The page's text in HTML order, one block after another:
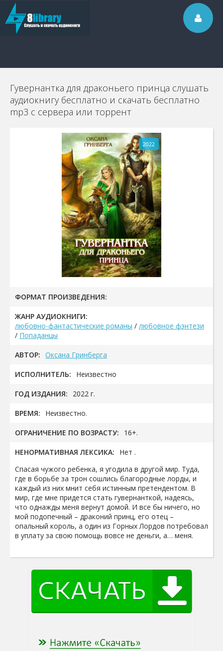
Гувернантка для драконьего принца слушать
аудиокнигу бесплатно и скачать бесплатно
mp3 с сервера или торрент
2022
ФОРМАТ ПРОИЗВЕДЕНИЯ:
ЖАНР АУДИОКНИГИ:
любовно-фантастические романы / любовное фэнтези
/ Попаданцы
АВТОР: Оксана Гринберга
ИСПОЛНИТЕЛЬ: Неизвестно
ГОД ИЗДАНИЯ: 2022 г.
ВРЕМЯ: Неизвестно.
ОГРАНИЧЕНИЕ ПО ВОЗРАСТУ: 16+.
НЕНОРМАТИВНАЯ ЛЕКСИКА:
Нет .
Спасая чужого ребенка, я угодила в другой мир. Туда,
где в борьбе за трон сошлись благородные лорды, и
каждый из них мнит себя истинным претендентом. В
мир, где мне придется стать гувернанткой, надеясь,
что однажды меня вернут домой. И все бы ничего, но
мой подопечный – драконий принц, его отец –
опальный король, а один из Горных Лордов потребовал
в уплату за свою помощь вовсе не деньги, а… меня.